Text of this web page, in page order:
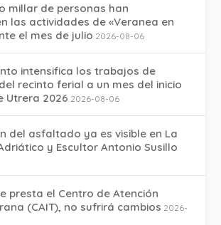
millar de personas han
las actividades de «Veranea en
el mes de julio 2026-08-06
intensifica los trabajos de
recinto ferial a un mes del inicio
Utrera 2026 2026-08-06
del asfaltado ya es visible en La
y Escultor Antonio Susillo
presta el Centro de Atención
(CAIT), no sufrirá cambios 2026-